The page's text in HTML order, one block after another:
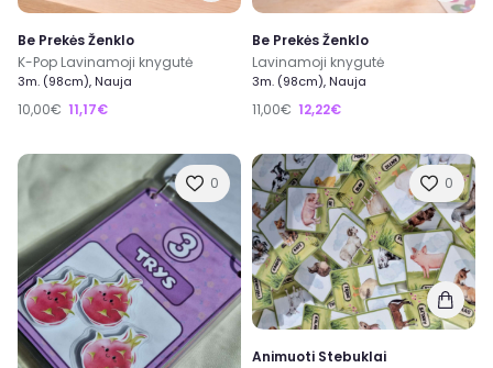
Be Prekės Ženklo
K-Pop Lavinamoji knygutė
3m. (98cm), Nauja
10,00€ 11,17€
Be Prekės Ženklo
Lavinamoji knygutė
3m. (98cm), Nauja
11,00€ 12,22€
0 0
Animuoti Stebuklai